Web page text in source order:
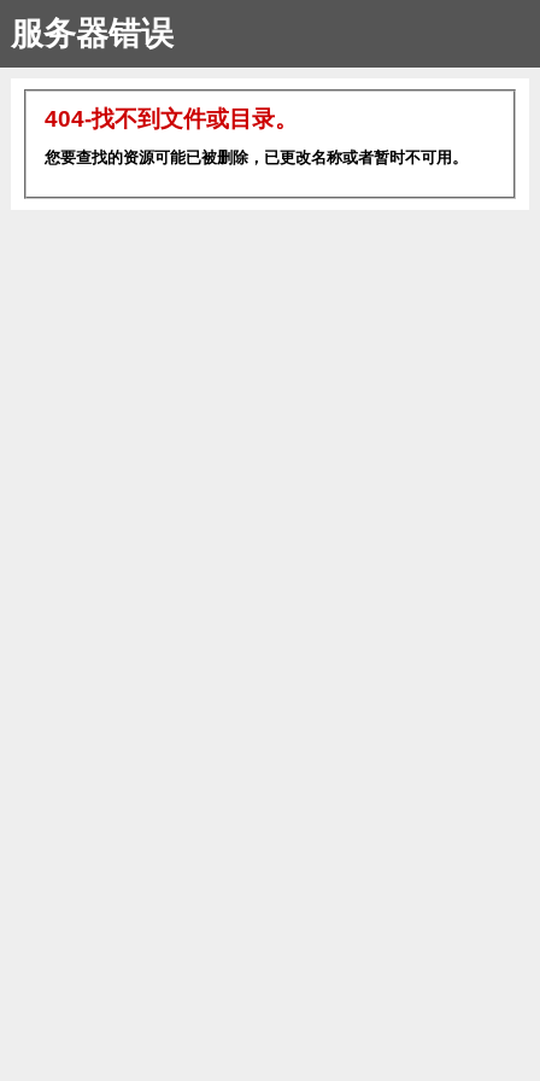
服务器错误
404-找不到文件或目录。
您要查找的资源可能已被删除，已更改名称或者暂时不可用。